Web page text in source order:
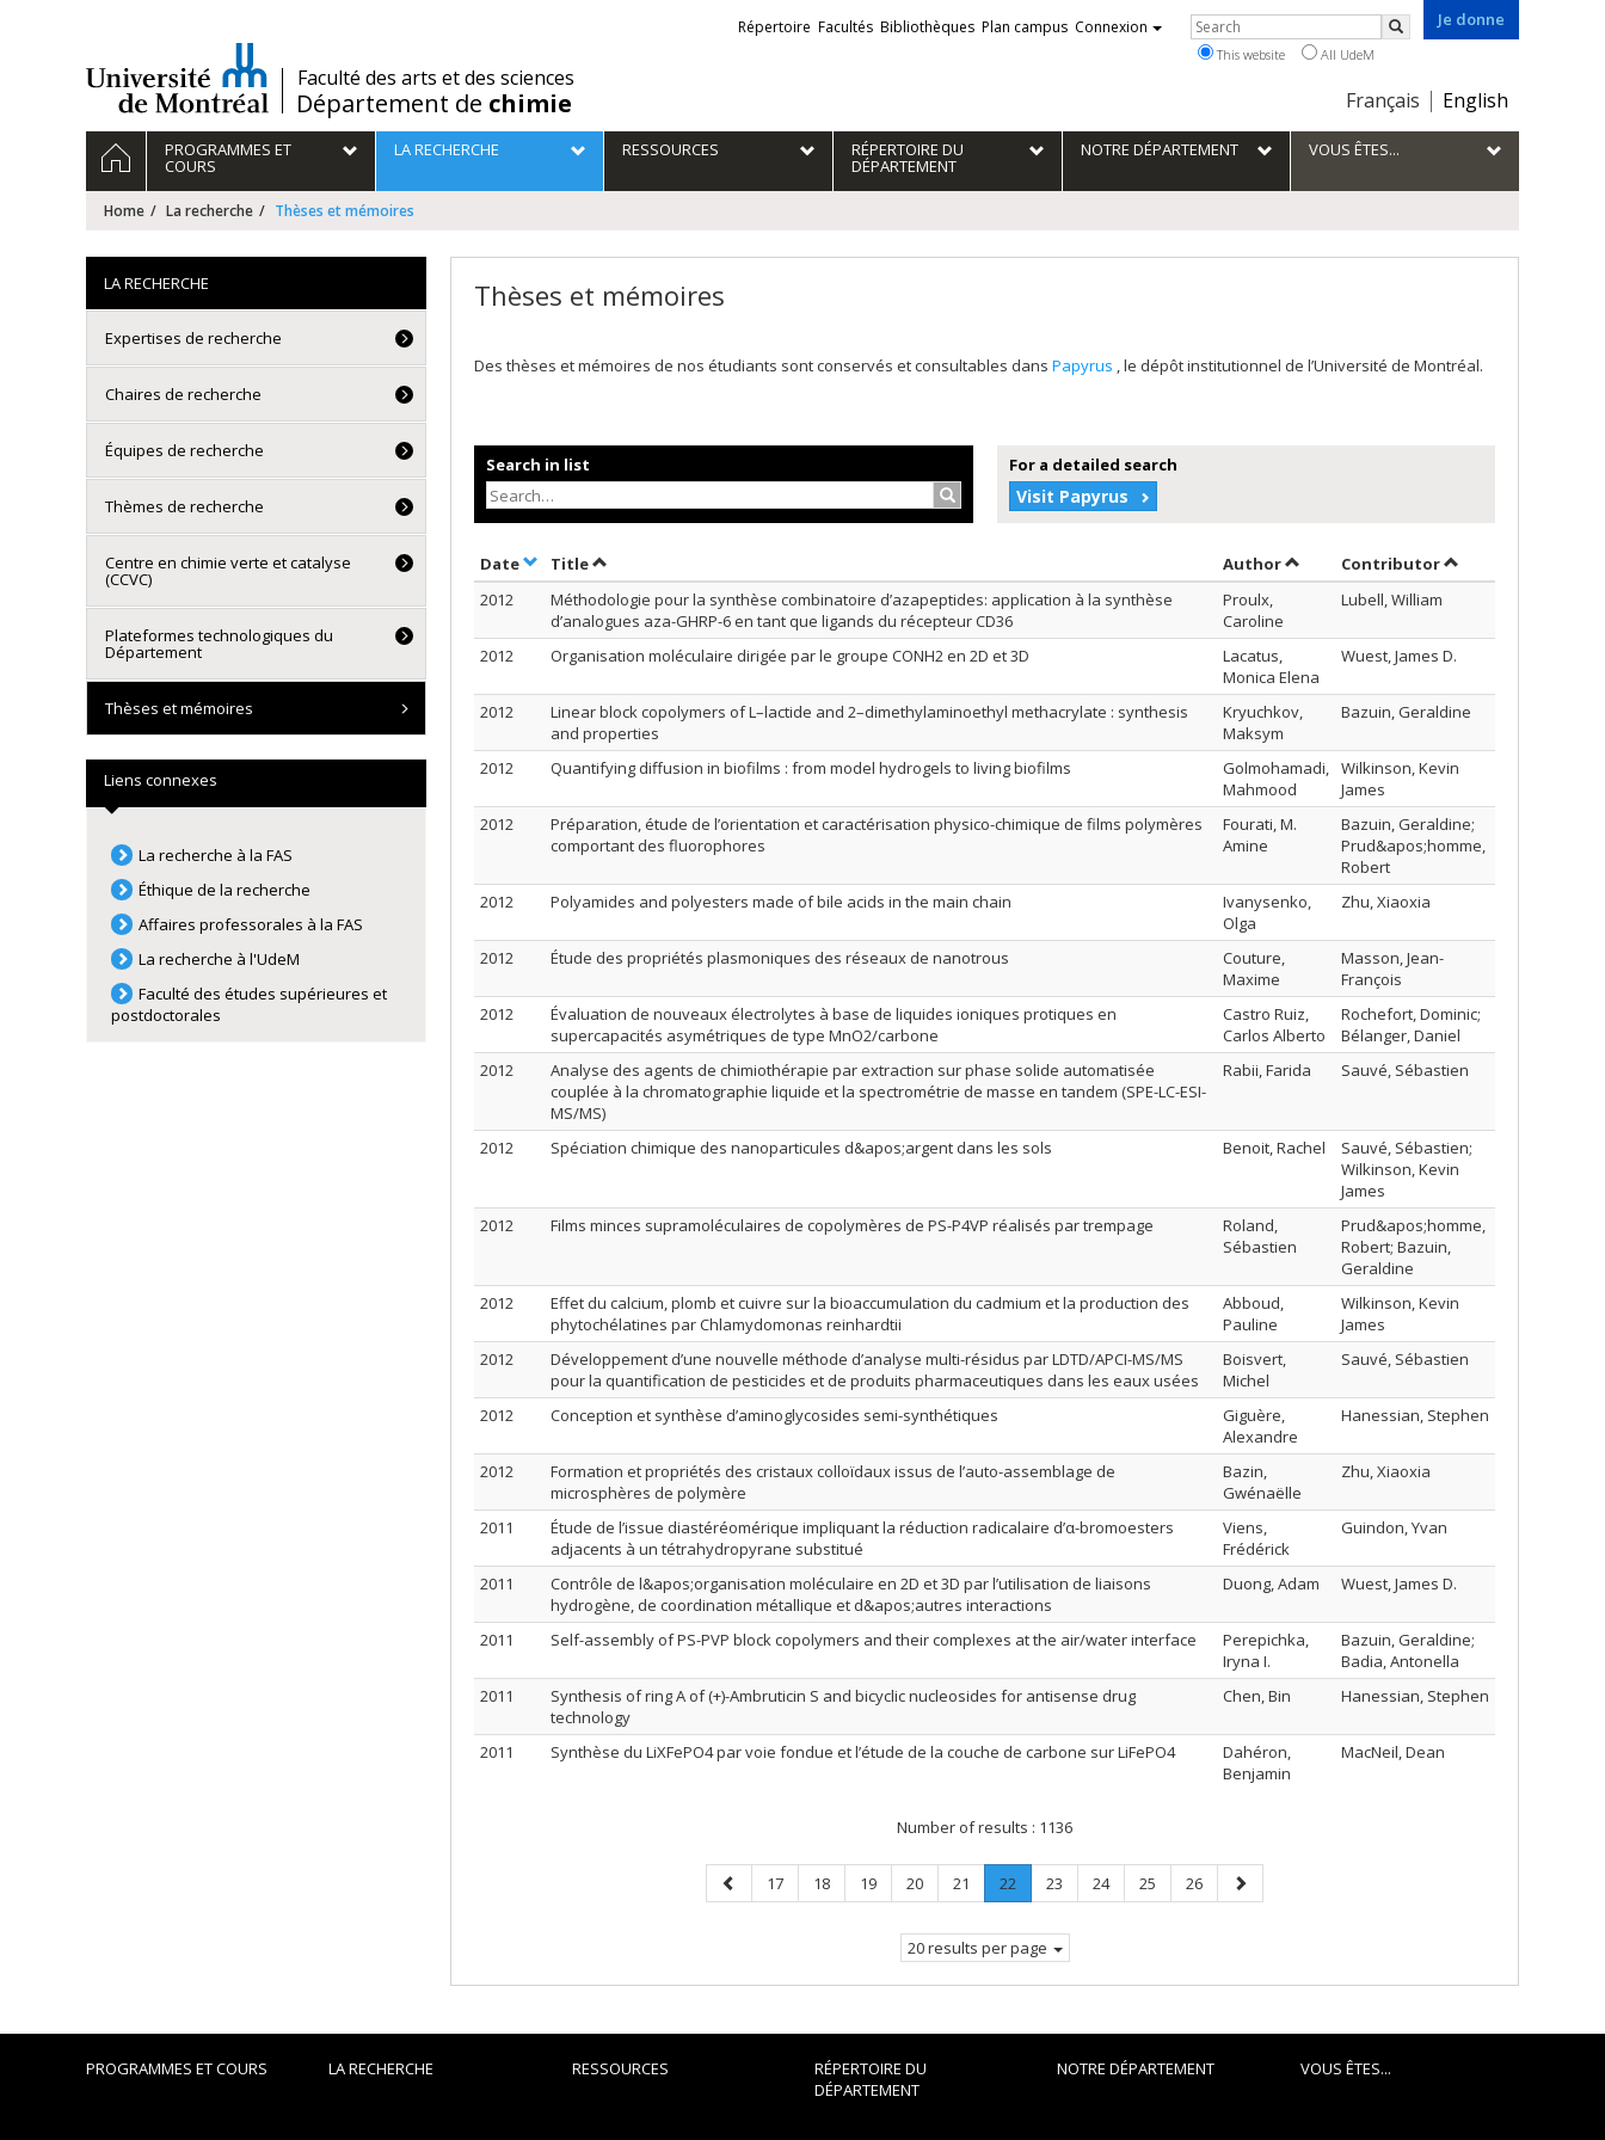
/Faculté des arts et des sciences
Département de chimie
Je donne
Choix
la
langue
Français English
Liens
externes
Répertoire Facultés Bibliothèques Plan campus Connexion Rechercher
Search
This website All UdeM
Navigation
principale
HOMEPROGRAMMES ET
COURS
LA RECHERCHE RESSOURCES RÉPERTOIRE DU
DÉPARTEMENT
NOTRE DÉPARTEMENT VOUS ÊTES...
Home La recherche Thèses et mémoires
Thèses et mémoires
Des thèses et mémoires de nos étudiants sont conservés et consultables dans Papyrus , le dépôt institutionnel de l’Université de Montréal.
Search in list
Search…
For a detailed search
Visit Papyrus
DateSort by date in ascending order
TitleSort by title in ascending order AuthorSort by author in ascending order
Contributorby contributor in
2012
Méthodologie pour la synthèse combinatoire d’azapeptides: application à la synthèse
d’analogues aza-GHRP-6 en tant que ligands du récepteur CD36
Proulx,
Caroline
Lubell, William
2012 Organisation moléculaire dirigée par le groupe CONH2 en 2D et 3D
Lacatus,
Monica Elena
Wuest, James D.
2012
Linear block copolymers of L–lactide and 2–dimethylaminoethyl methacrylate : synthesis
and properties
Kryuchkov,
Maksym
Bazuin, Geraldine
2012 Quantifying diffusion in biofilms : from model hydrogels to living biofilms
Golmohamadi,
Mahmood
Wilkinson, Kevin
James
2012
Préparation, étude de l’orientation et caractérisation physico-chimique de films polymères
comportant des fluorophores
Fourati, M.
Amine
Bazuin, Geraldine;
Prud&apos;homme,
Robert
2012
Polyamides and polyesters made of bile acids in the main chain
Ivanysenko,
Olga
Zhu, Xiaoxia
2012 Étude des propriétés plasmoniques des réseaux de nanotrous
Couture,
Maxime
Masson, Jean-
François
2012
Évaluation de nouveaux électrolytes à base de liquides ioniques protiques en
supercapacités asymétriques de type MnO2/carbone
Castro Ruiz,
Carlos Alberto
Rochefort, Dominic;
Bélanger, Daniel
2012
Analyse des agents de chimiothérapie par extraction sur phase solide automatisée
couplée à la chromatographie liquide et la spectrométrie de masse en tandem (SPE-LC-ESI-
MS/MS)
Rabii, Farida Sauvé, Sébastien
2012 Spéciation chimique des nanoparticules d&apos;argent dans les sols Benoit, Rachel
Sauvé, Sébastien;
Wilkinson, Kevin
James
2012
Films minces supramoléculaires de copolymères de PS-P4VP réalisés par trempage
Roland,
Sébastien
Prud&apos;homme,
Robert; Bazuin,
Geraldine
2012
Effet du calcium, plomb et cuivre sur la bioaccumulation du cadmium et la production des
phytochélatines par Chlamydomonas reinhardtii
Abboud,
Pauline
Wilkinson, Kevin
James
2012
Développement d’une nouvelle méthode d’analyse multi-résidus par LDTD/APCI-MS/MS
pour la quantification de pesticides et de produits pharmaceutiques dans les eaux usées
Boisvert,
Michel
Sauvé, Sébastien
2012 Conception et synthèse d’aminoglycosides semi-synthétiques
Giguère,
Alexandre
Hanessian, Stephen
2012
Formation et propriétés des cristaux colloïdaux issus de l’auto-assemblage de
microsphères de polymère
Bazin,
Gwénaëlle
Zhu, Xiaoxia
2011
Étude de l’issue diastéréomérique impliquant la réduction radicalaire d’α-bromoesters
adjacents à un tétrahydropyrane substitué
Viens,
Frédérick
Guindon, Yvan
2011
Contrôle de l&apos;organisation moléculaire en 2D et 3D par l’utilisation de liaisons
hydrogène, de coordination métallique et d&apos;autres interactions
Duong, Adam Wuest, James D.
2011 Self-assembly of PS-PVP block copolymers and their complexes at the air/water interface
Perepichka,
Iryna I.
Bazuin, Geraldine;
Badia, Antonella
2011
Synthesis of ring A of (+)-Ambruticin S and bicyclic nucleosides for antisense drug
technology
Chen, Bin Hanessian, Stephen
2011 Synthèse du LiXFePO4 par voie fondue et l’étude de la couche de carbone sur LiFePO4
Dahéron,
Benjamin
MacNeil, Dean
Number of results : 1136
Previous
page
Page
17 Page
18 Page
19 Page
20 Page
21 Page
22
Current
Page
23 Page
24 Page
25 Page
26
Next
page
20 results per page
LA RECHERCHE
Expertises de recherche
Chaires de recherche
Équipes de recherche
Thèmes de recherche
Centre en chimie verte et catalyse
(CCVC)
Plateformes technologiques du
Département
Thèses et mémoires
Liens connexes
La recherche à la FAS
Éthique de la recherche
Affaires professorales à la FAS
La recherche à l'UdeM
Faculté des études supérieures et
postdoctorales
PROGRAMMES ET COURS LA RECHERCHE RESSOURCES
RÉPERTOIRE DU
DÉPARTEMENT
NOTRE DÉPARTEMENT VOUS ÊTES...